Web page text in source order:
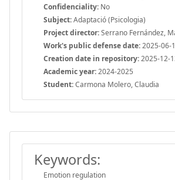
Confidenciality: No
Subject:Adaptació (Psicologia)
Project director:Serrano Fernández,
Work's public defense date:2025-06-
Creation date in repository:2025-12-
Academic year:2024-2025
Student:Carmona Molero, Claudia
Keywords:
Emotion regulation